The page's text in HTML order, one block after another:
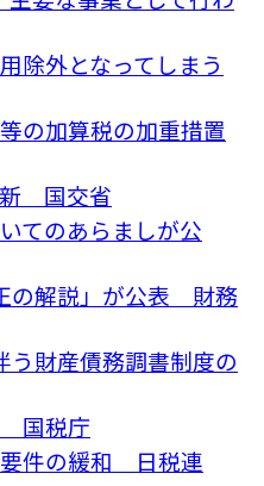
除外となってしまう
の加算税の加重措置
新 国交省
てのあらましが公
の解説」が公表 財務
う財産債務調書制度の
国税庁
件の緩和 日税連